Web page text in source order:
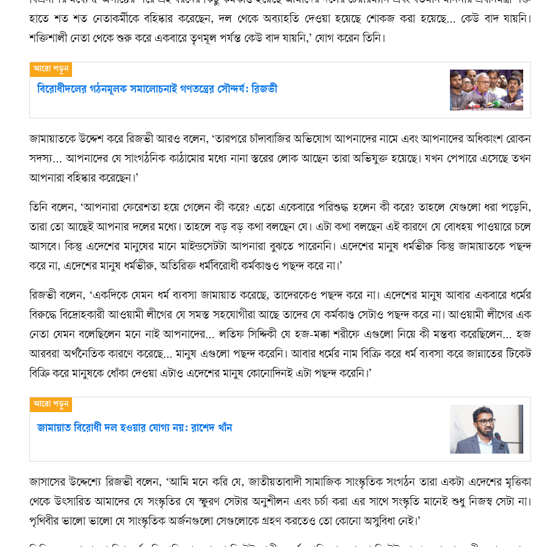
হাতে শত শত নেতাকর্মীকে বহিষ্কার করেছেন, দল থেকে অব্যাহতি দেওয়া হয়েছে শোকজ করা হয়েছে… কেউ বাদ যায়নি।
শক্তিশালী নেতা থেকে শুরু করে একবারে তৃণমূল পর্যন্ত কেউ বাদ যায়নি,’ যোগ করেন তিনি।
বিরোধীদলের গঠনমূলক সমালোচনাই গণতন্ত্রের সৌন্দর্য: রিজভী
জামায়াতকে উদ্দেশ করে রিজভী আরও বলেন, ‘তারপরে চাঁদাবাজির অভিযোগ আপনাদের নামে এবং আপনাদের অধিকাংশ রোকন
সদস্য… আপনাদের যে সাংগঠনিক কাঠামোর মধ্যে নানা স্তরের লোক আছেন তারা অভিযুক্ত হয়েছে। যখন পেপারে এসেছে তখন
আপনারা বহিষ্কার করেছেন।’
তিনি বলেন, ‘আপনারা ফেরেশতা হয়ে গেলেন কী করে? এতো একেবারে পরিশুদ্ধ হলেন কী করে? তাহলে যেগুলো ধরা পড়েনি,
তারা তো আছেই আপনার দলের মধ্যে। তাহলে বড় বড় কথা বলছেন যে। এটা কথা বলছেন এই কারণে যে বোধহয় পাওয়ারে চলে
আসবে। কিন্তু এদেশের মানুষের মানে মাইন্ডসেটটা আপনারা বুঝতে পারেননি। এদেশের মানুষ ধর্মভীরু কিন্তু জামায়াতকে পছন্দ
করে না, এদেশের মানুষ ধর্মভীরু, অতিরিক্ত ধর্মবিরোধী কর্মকাণ্ডও পছন্দ করে না।’
রিজভী বলেন, ‘একদিকে যেমন ধর্ম ব্যবসা জামায়াত করেছে, তাদেরকেও পছন্দ করে না। এদেশের মানুষ আবার একবারে ধর্মের
বিরুদ্ধে বিদ্রোহকারী আওয়ামী লীগের যে সমস্ত সহযোগীরা আছে তাদের যে কর্মকাণ্ড সেটাও পছন্দ করে না। আওয়ামী লীগের এক
নেতা যেমন বলেছিলেন মনে নাই আপনাদের… লতিফ সিদ্দিকী যে হজ-মক্কা শরীফে এগুলো নিয়ে কী মন্তব্য করেছিলেন… হজ
আরবরা অর্থনৈতিক কারণে করেছে… মানুষ এগুলো পছন্দ করেনি। আবার ধর্মের নাম বিক্রি করে ধর্ম ব্যবসা করে জান্নাতের টিকেট
বিক্রি করে মানুষকে ধোঁকা দেওয়া এটাও এদেশের মানুষ কোনোদিনই এটা পছন্দ করেনি।’
জামায়াত বিরোধী দল হওয়ার যোগ্য নয়: রাশেদ খাঁন
জাসাসের উদ্দেশ্যে রিজভী বলেন, ‘আমি মনে করি যে, জাতীয়তাবাদী সামাজিক সাংস্কৃতিক সংগঠন তারা একটা এদেশের মৃত্তিকা
থেকে উৎসারিত আমাদের যে সংস্কৃতির যে স্ফুরণ সেটার অনুশীলন এবং চর্চা করা এর সাথে সংস্কৃতি মানেই শুধু নিজস্ব সেটা না।
পৃথিবীর ভালো ভালো যে সাংস্কৃতিক অর্জনগুলো সেগুলোকে গ্রহণ করতেও তো কোনো অসুবিধা নেই।’